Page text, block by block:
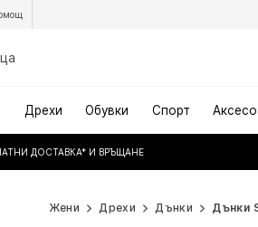
Дрехи Обувки Спорт
ДОСТАВКА* И ВРЪЩАНЕ
Жени Дрехи Дънки Дънки